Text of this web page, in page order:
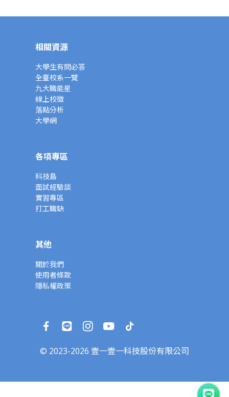
相關資源
大學生有問必答
全臺校系一覽
九大職能星
線上校徵
落點分析
大學網
各項專區
科技島
面試經驗談
實習專區
打工職缺
其他
關於我們
使用者條款
隱私權政策
© 2023-2026 壹一壹一科技股份有限公司